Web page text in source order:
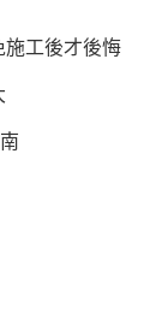
工後才後悔